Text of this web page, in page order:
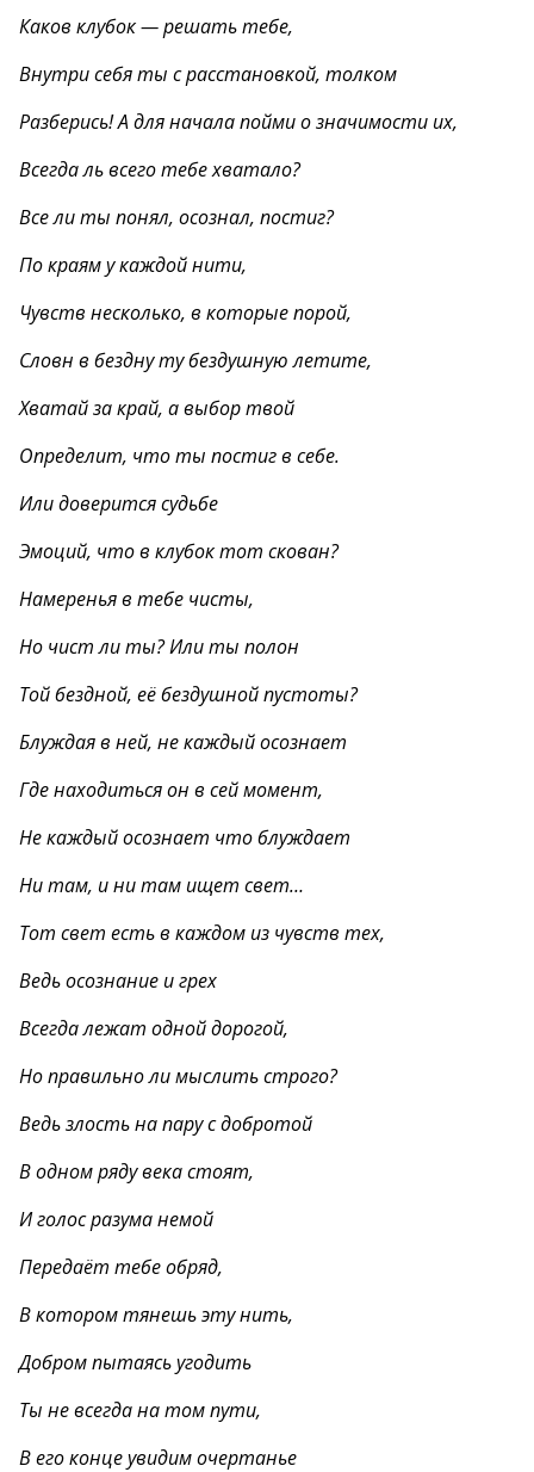
Каков клубок — решать тебе,
Внутри себя ты с расстановкой, толком
Разберись! А для начала пойми о значимости их,
Всегда ль всего тебе хватало?
Все ли ты понял, осознал, постиг?
По краям у каждой нити,
Чувств несколько, в которые порой,
Словн в бездну ту бездушную летите,
Хватай за край, а выбор твой
Определит, что ты постиг в себе.
Или доверится судьбе
Эмоций, что в клубок тот скован?
Намеренья в тебе чисты,
Но чист ли ты? Или ты полон
Той бездной, её бездушной пустоты?
Блуждая в ней, не каждый осознает
Где находиться он в сей момент,
Не каждый осознает что блуждает
Ни там, и ни там ищет свет…
Тот свет есть в каждом из чувств тех,
Ведь осознание и грех
Всегда лежат одной дорогой,
Но правильно ли мыслить строго?
Ведь злость на пару с добротой
В одном ряду века стоят,
И голос разума немой
Передаёт тебе обряд,
В котором тянешь эту нить,
Добром пытаясь угодить
Ты не всегда на том пути,
В его конце увидим очертанье